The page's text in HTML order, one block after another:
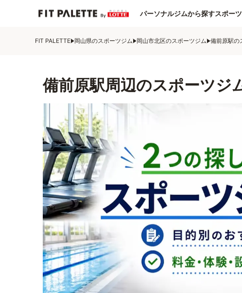
パーソナルジムから探すスポー
FIT PALETTE 岡山県のスポーツジム 岡山市北区のスポーツジム 備前原駅の
備前原駅周辺のスポーツジ